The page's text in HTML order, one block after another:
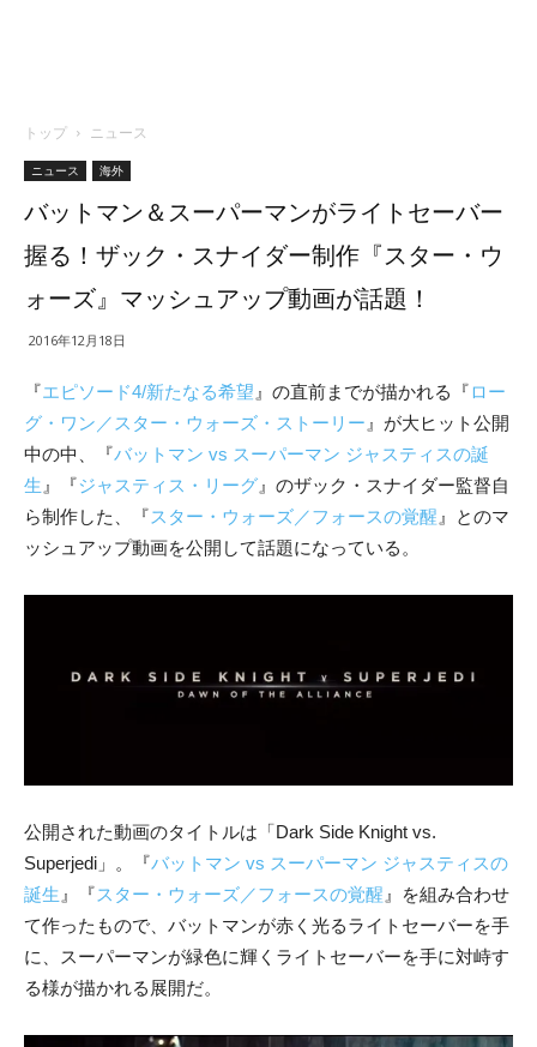
トップ ニュース
ニュース 海外
バットマン＆スーパーマンがライトセーバー
握る！ザック・スナイダー制作『スター・ウ
ォーズ』マッシュアップ動画が話題！
2016年12月18日
『エピソード4/新たなる希望 』の直前までが描かれる『ロー
グ・ワン／スター・ウォーズ・ストーリー 』が大ヒット公開
中の中、『バットマン vs スーパーマン ジャスティスの誕
生 』『ジャスティス・リーグ 』のザック・スナイダー監督自
ら制作した、『スター・ウォーズ／フォースの覚醒 』とのマ
ッシュアップ動画を公開して話題になっている。
公開された動画のタイトルは「Dark Side Knight vs.
Superjedi」。『バットマン vs スーパーマン ジャスティスの
誕生 』『スター・ウォーズ／フォースの覚醒 』を組み合わせ
て作ったもので、バットマンが赤く光るライトセーバーを手
に、スーパーマンが緑色に輝くライトセーバーを手に対峙す
る様が描かれる展開だ。